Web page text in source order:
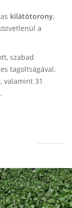
kilátótorony,
a
szabad
tagoltságával.
valamint 31